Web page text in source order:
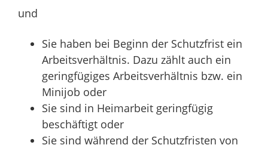
und
Sie haben bei Beginn der Schutzfrist ein
Arbeitsverhältnis. Dazu zählt auch ein
geringfügiges Arbeitsverhältnis bzw. ein
Minijob oder
Sie sind in Heimarbeit geringfügig
beschäftigt oder
Sie sind während der Schutzfristen von